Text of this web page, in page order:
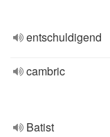
entschuldigend
cambric
Batist